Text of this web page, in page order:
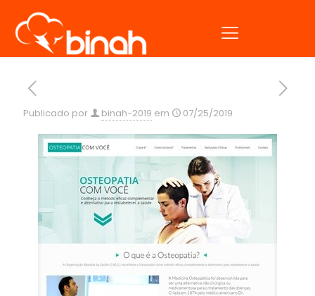
Osteopatia.com.vc
Publicado por binah-2019 em 07/25/2019